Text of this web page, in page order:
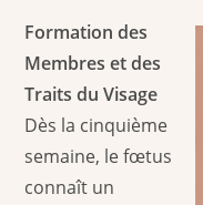
Formation des
Membres et des
Traits du Visage
Dès la cinquième
semaine, le fœtus
connaît un